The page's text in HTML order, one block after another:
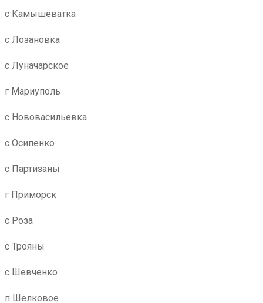
с Камышеватка
с Лозановка
с Луначарское
г Мариуполь
с Нововасильевка
с Осипенко
с Партизаны
г Приморск
с Роза
с Трояны
с Шевченко
п Шелковое